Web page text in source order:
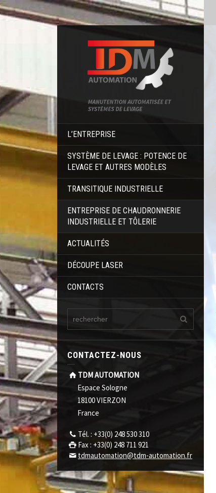
L’ENTREPRISE
SYSTÈME DE LEVAGE : POTENCE DE
LEVAGE ET AUTRES MODÈLES
TRANSITIQUE INDUSTRIELLE
ENTREPRISE DE CHAUDRONNERIE
INDUSTRIELLE ET TÔLERIE
ACTUALITÉS
DÉCOUPE LASER
CONTACTS
CONTACTEZ-NOUS
TDM AUTOMATION
Espace Sologne
18100 VIERZON
France
Tél. : +33(0) 248 530 310
Fax : +33(0) 248 711 921
tdmautomation@tdm-automation.fr